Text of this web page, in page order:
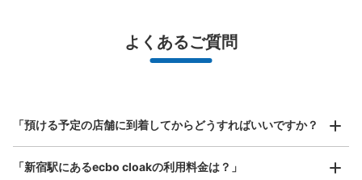
扉は一部がガラスになっているので、格納しているものが
スマホからお店と日時を
指定して事前予約
全国1,000箇所以上と提携
最大辺が45cm未満の大きさのお荷物（リュック、ハンド
バッグ、お手荷物など）
¥800/ 日
器、ベビーカーなど）
よくあるご質問
「預ける予定の店舗に到着してからどうすればいいですか？
「新宿駅にあるecbo cloakの利用料金は？」